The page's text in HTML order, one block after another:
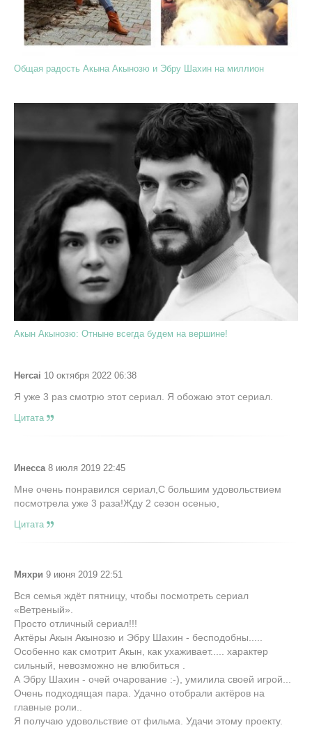
Общая радость Акына Акынозю и Эбру Шахин на миллион
Акын Акынозю: Отныне всегда будем на вершине!
Hercai 10 октября 2022 06:38
Я уже 3 раз смотрю этот сериал. Я обожаю этот сериал.
Цитата
Инесса8 июля 2019 22:45
Мне очень понравился сериал,С большим удовольствием
посмотрела уже 3 раза!Жду 2 сезон осенью,
Цитата
Мяхри 9 июня 2019 22:51
Вся семья ждёт пятницу, чтобы посмотреть сериал
«Ветреный».
Просто отличный сериал!!!
Актёры Акын Акынозю и Эбру Шахин - бесподобны.....
Особенно как смотрит Акын, как ухаживает..... характер
сильный, невозможно не влюбиться .
А Эбру Шахин - очей очарование :-), умилила своей игрой...
Очень подходящая пара. Удачно отобрали актёров на
главные роли..
Я получаю удовольствие от фильма. Удачи этому проекту.